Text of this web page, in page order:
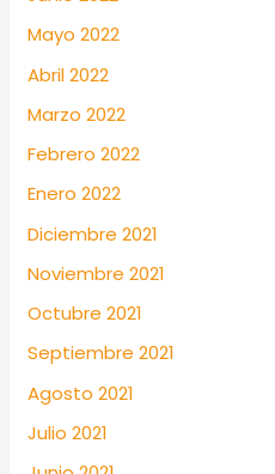
Mayo 2022
Abril 2022
Marzo 2022
Febrero 2022
Enero 2022
Diciembre 2021
Noviembre 2021
Octubre 2021
Septiembre 2021
Agosto 2021
Julio 2021